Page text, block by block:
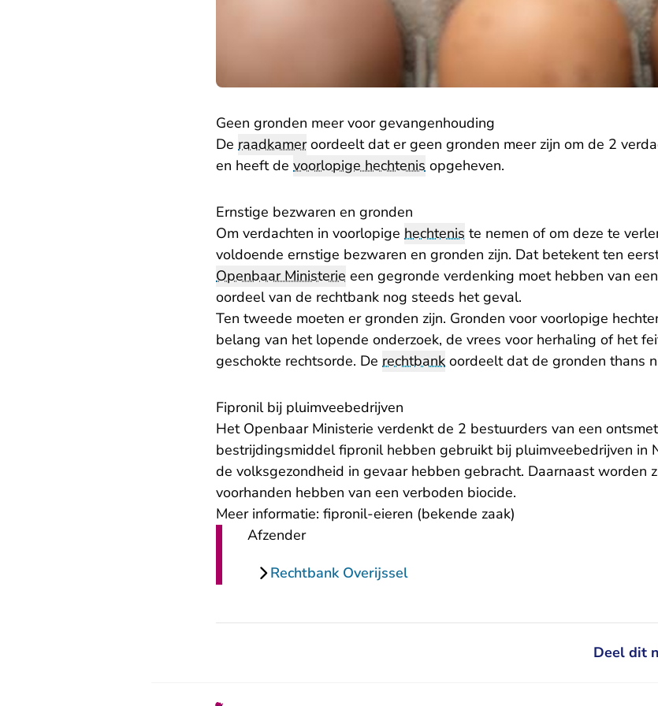
Geen gronden meer voor gevangenhouding
De raadkameroordeelt dat er geen gronden meer zijn om de 2
en heeft de voorlopige hechtenis opgeheven.
Ernstige bezwaren en gronden
Om verdachten in voorlopige hechtenis te nemen of om deze te
voldoende ernstige bezwaren en gronden zijn. Dat betekent ten
Openbaar Ministerie een gegronde verdenking moet hebben van
oordeel van de rechtbank nog steeds het geval.
Ten tweede moeten er gronden zijn. Gronden voor voorlopige
belang van het lopende onderzoek, de vrees voor herhaling of het
geschokte rechtsorde. De rechtbank oordeelt dat de gronden thans
Fipronil bij pluimveebedrijven
Het Openbaar Ministerie verdenkt de 2 bestuurders van een
bestrijdingsmiddel fipronil hebben gebruikt bij pluimveebedrijven in
de volksgezondheid in gevaar hebben gebracht. Daarnaast worden
voorhanden hebben van een verboden biocide.
Meer informatie: fipronil-eieren (bekende zaak)
Afzender
Rechtbank Overijssel
Deel dit